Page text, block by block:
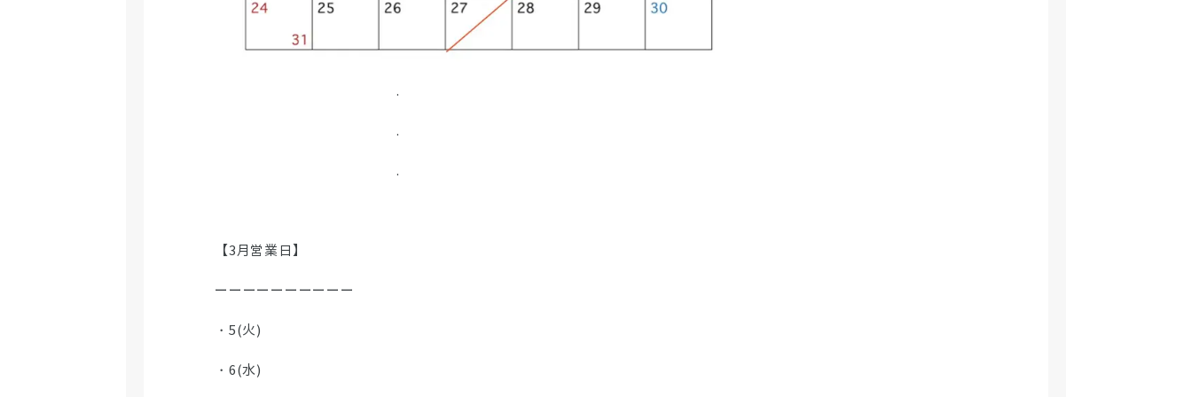
.
.
.
【3月営業日】
ーーーーーーーーーー
・5(火)
・6(水)